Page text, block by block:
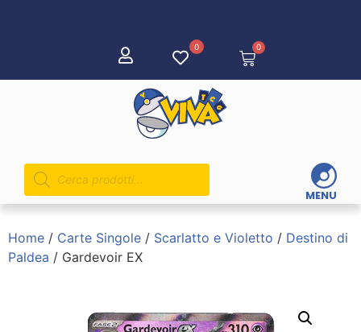
0 0
MENU
Home / Carte Singole / Scarlatto e Violetto / Destino di
Paldea / Gardevoir EX